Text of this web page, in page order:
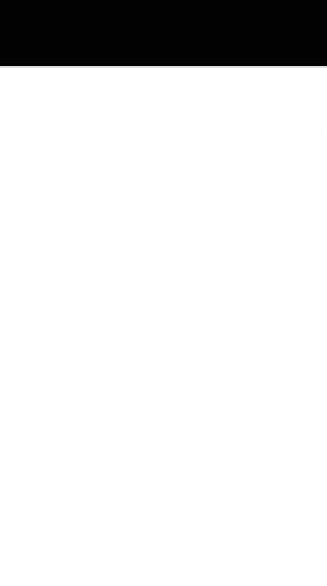
contenido